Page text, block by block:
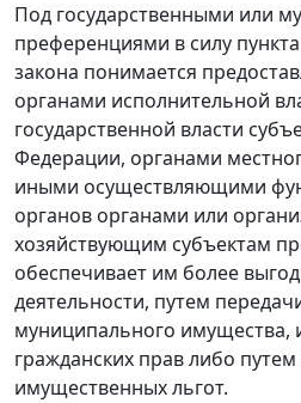
Под государственными или
преференциями в силу
закона понимается
органами исполнительной
государственной власти
Федерации, органами
иными осуществляющими
органов органами или
хозяйствующим субъектам
обеспечивает им более
деятельности, путем
муниципального имущества,
гражданских прав либо
имущественных льгот.